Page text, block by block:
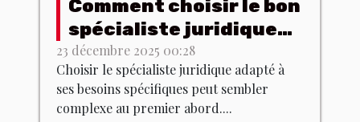
Comment choisir le bon
spécialiste juridique
pour vos besoins ?
23 décembre 2025 00:28
Choisir le spécialiste juridique adapté à
ses besoins spécifiques peut sembler
complexe au premier abord....